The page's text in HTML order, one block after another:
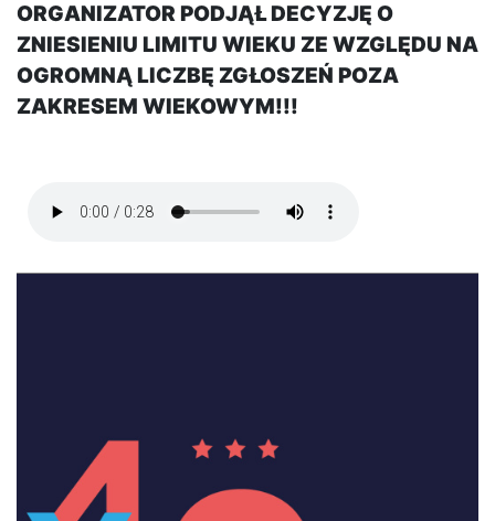
ORGANIZATOR PODJĄŁ DECYZJĘ O
ZNIESIENIU LIMITU WIEKU ZE WZGLĘDU NA
OGROMNĄ LICZBĘ ZGŁOSZEŃ POZA
ZAKRESEM WIEKOWYM!!!